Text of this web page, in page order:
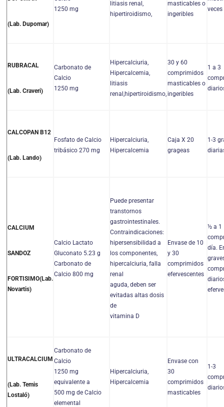
(Lab. Dupomar)
1250 mg
litiasis renal,
hipertiroidismo,
masticables o
ingeribles
RUBRACAL
(Lab. Craveri)
Carbonato de
Calcio
1250 mg
Hipercalciuria,
Hipercalcemia,
litiasis
renal,hipertiroidismo,
30 y 60
comprimidos
masticables o
ingeribles
1 a 3
CALCOPAN B12
(Lab. Lando)
Fosfato de Calcio
tribásico 270 mg
Hipercalciuria,
Hipercalcemia
Caja X 20
grageas
1-3
CALCIUM
SANDOZ
FORTISIMO(Lab.
Novartis)
Calcio Lactato
Gluconato 5.23 g
Carbonato de
Calcio 800 mg
Puede presentar
transtornos
gastrointestinales.
Contraindicaciones:
hipersensibilidad a
los componentes,
hipercalciuria, falla
renal
aguda, deben ser
evitadas altas dosis
de
vitamina D
Envase de 10
y 30
comprimidos
efervescentes
½ a 1
día.
ULTRACALCIUM
(Lab. Temis
Lostaló)
Carbonato de
Calcio
1250 mg
equivalente a
500 mg de Calcio
elemental
Hipercalciuria,
Hipercalcemia
Envase con
30
comprimidos
masticables
1-3